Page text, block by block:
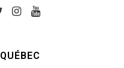
QUÉBEC